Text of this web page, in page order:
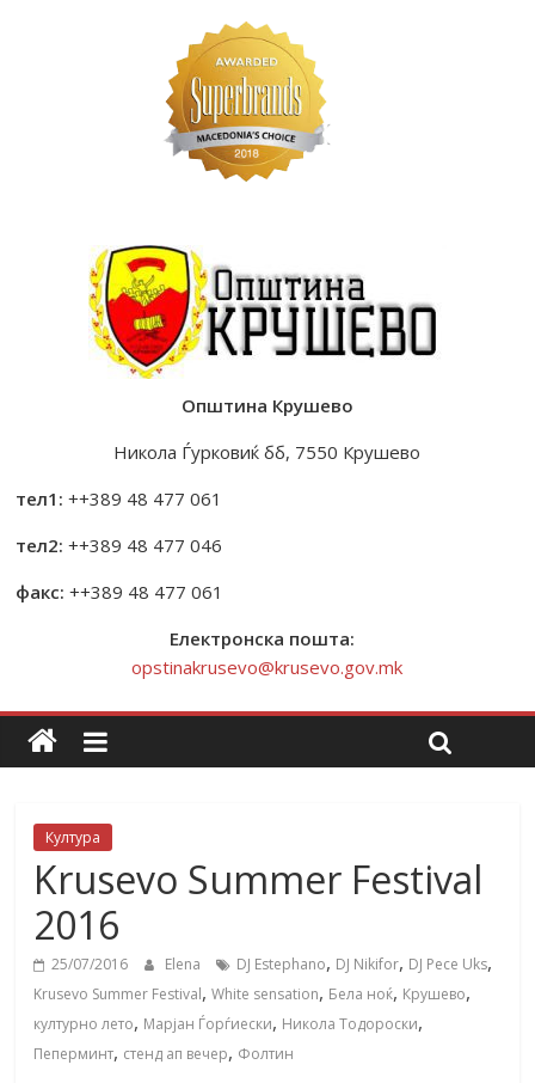
Општина Крушево
Никола Ѓурковиќ бб, 7550 Крушево
тел1: ++389 48 477 061
тел2: ++389 48 477 046
факс: ++389 48 477 061
Електронска пошта:
opstinakrusevo@krusevo.gov.mk
Култура
Krusevo Summer Festival
2016
25/07/2016 Elena DJ Estephano, DJ Nikifor, DJ Pece Uks,
Krusevo Summer Festival,White sensation, Бела ноќ, Крушево,
културно лето, Марјан Ѓорѓиески, Никола Тодороски,
Пеперминт, стенд ап вечер, Фолтин